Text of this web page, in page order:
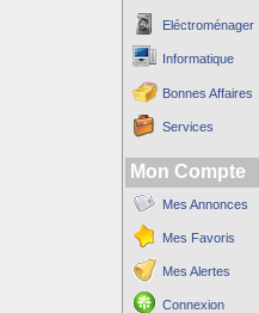
Eléctroménager
Informatique
Bonnes Affaires
Services
Mon Compte
Mes Annonces
Mes Favoris
Mes Alertes
Connexion